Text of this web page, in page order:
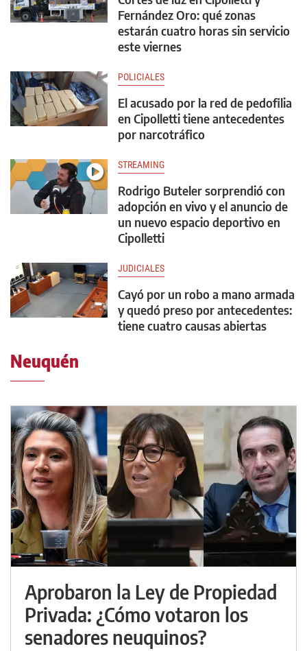
Fernández Oro: qué zonas
estarán cuatro horas sin servicio
este viernes
POLICIALES
El acusado por la red de pedofilia
en Cipolletti tiene antecedentes
por narcotráfico
STREAMING
Rodrigo Buteler sorprendió con
adopción en vivo y el anuncio de
un nuevo espacio deportivo en
Cipolletti
JUDICIALES
Cayó por un robo a mano armada
y quedó preso por antecedentes:
tiene cuatro causas abiertas
Neuquén
Aprobaron la Ley de Propiedad
Privada: ¿Cómo votaron los
senadores neuquinos?